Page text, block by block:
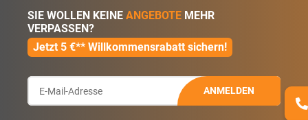
SIE WOLLEN KEINE ANGEBOTE MEHR
VERPASSEN?
Jetzt 5 €** Willkommensrabatt sichern!
ANMELDEN